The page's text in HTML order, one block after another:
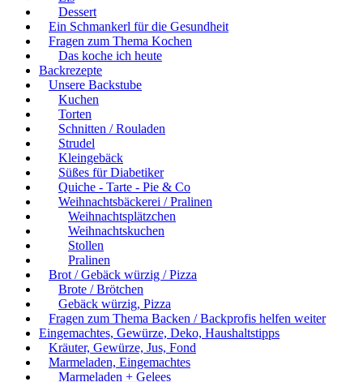
Dessert
Ein Schmankerl für die Gesundheit
Fragen zum Thema Kochen
Das koche ich heute
Backrezepte
Unsere Backstube
Kuchen
Torten
Schnitten / Rouladen
Strudel
Kleingebäck
Süßes für Diabetiker
Quiche - Tarte - Pie & Co
Weihnachtsbäckerei / Pralinen
Weihnachtsplätzchen
Weihnachtskuchen
Stollen
Pralinen
Brot / Gebäck würzig / Pizza
Brote / Brötchen
Gebäck würzig, Pizza
Fragen zum Thema Backen / Backprofis helfen weiter
Eingemachtes, Gewürze, Deko, Haushaltstipps
Kräuter, Gewürze, Jus, Fond
Marmeladen, Eingemachtes
Marmeladen + Gelees